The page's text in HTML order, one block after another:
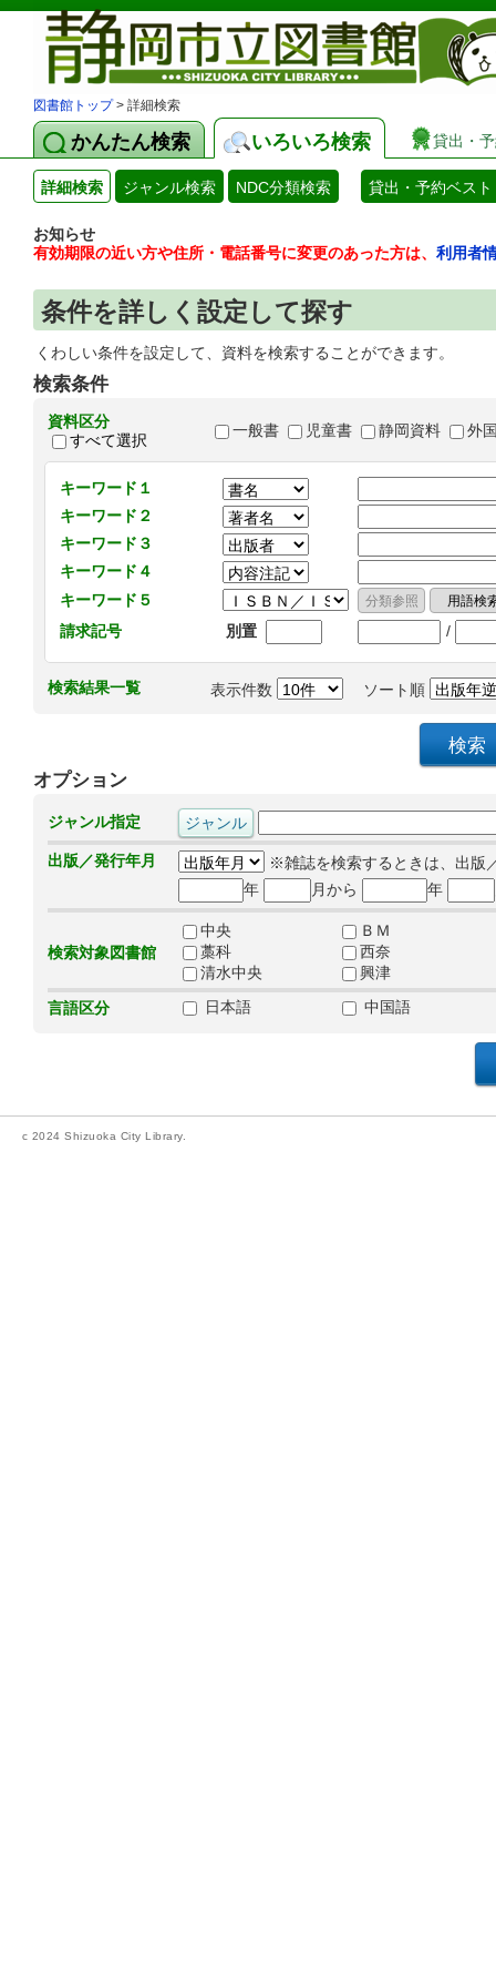
図書館トップ> 詳細検索
かんたん検索 いろいろ検索 貸出・
詳細検索 ジャンル検索 NDC分類検索 貸出・予約ベスト
お知らせ
有効期限の近い方や住所・電話番号に変更のあった方は、 利用者
条件を詳しく設定して探す
くわしい条件を設定して、資料を検索することができます。
検索条件
資料区分
すべて選択
一般書 児童書 静岡資料 外
キーワード１
キーワード２
キーワード３
キーワード４
キーワード５
請求記号
別置 /
検索結果一覧 表示件数 ソート順
オプション
ジャンル指定
出版／発行年月
※雑誌を検索するときは、出版
年
月から 年
検索対象図書館
中央
ＢＭ
藁科
西奈
清水中央
興津
言語区分
日本語 中国語
c 2024 Shizuoka City Library.